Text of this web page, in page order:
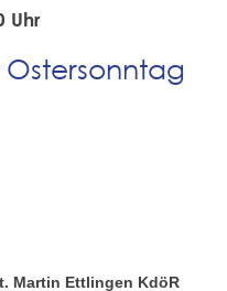
Uhr
Martin Ettlingen KdöR